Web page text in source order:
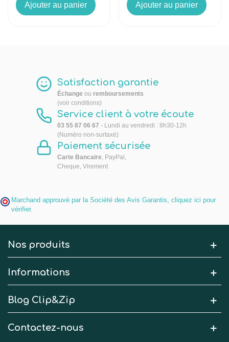
Ajouter au panier Ajouter au panier
Satisfaction garantie
Échange ou remboursements
(voir conditions)
Service client à votre écoute
03 55 87 06 67 - Lundi au vendredi : 8h30-12h
(Numéro non-surtaxé)
Paiement sécurisée
Carte Bancaire, PayPal,
Cheque, Virement
Marchand approuvé par la Société des Avis Garantis, cliquez ici pour
vérifier.
Nos produits
Informations
Blog Clip&Zip
Contactez-nous